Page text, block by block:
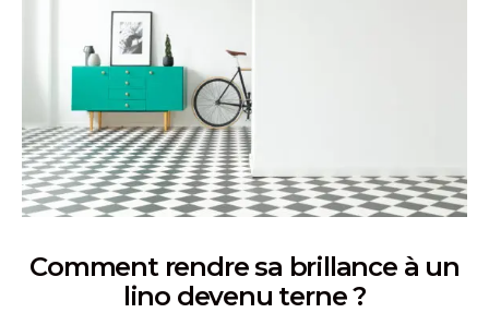
Comment rendre sa brillance à un
lino devenu terne ?